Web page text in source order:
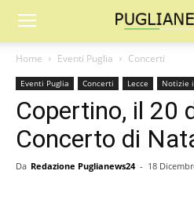
Home Eventi Puglia Concerti
Eventi Puglia Concerti Lecce Notizie
Copertino, il 20
Concerto di
Da Redazione Puglianews24 - 18